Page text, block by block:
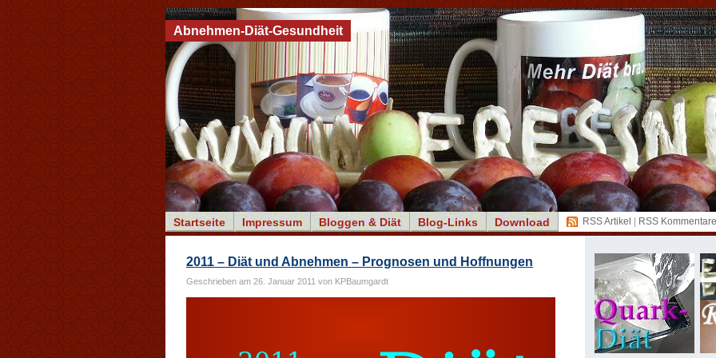
Startseite Impressum Bloggen & Diät Blog-Links Download RSS Artikel RSS Kommentare
Abnehmen-Diät-Gesundheit
2011 – Diät und Abnehmen – Prognosen und Hoffnungen
Geschrieben am 26. Januar 2011 von KPBaumgardt